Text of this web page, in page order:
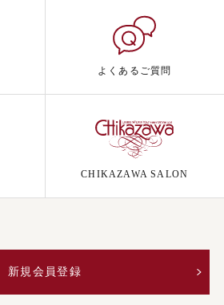
よくあるご質問
CHIKAZAWA SALON
新規会員登録